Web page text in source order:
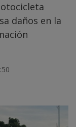
daños en la